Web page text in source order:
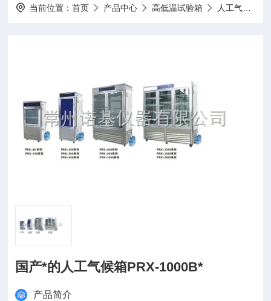
当前位置：首页 产品中心 高低温试验箱 人工气候箱
国产*的人工气候箱PRX-1000B*
产品简介